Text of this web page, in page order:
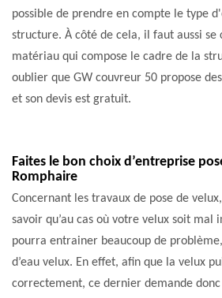
possible de prendre en compte le type
structure. À côté de cela, il faut aussi se
matériau qui compose le cadre de la
oublier que GW couvreur 50 propose
et son devis est gratuit.
Faites le bon choix d’entreprise
Romphaire
Concernant les travaux de pose de
savoir qu’au cas où votre velux soit mal
pourra entrainer beaucoup de
d’eau velux. En effet, afin que la velux
correctement, ce dernier demande donc